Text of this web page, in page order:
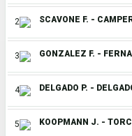
2 SCAVONE F. -
3 GONZALEZ F. -
4 DELGADO P. -
5 KOOPMANN J. -